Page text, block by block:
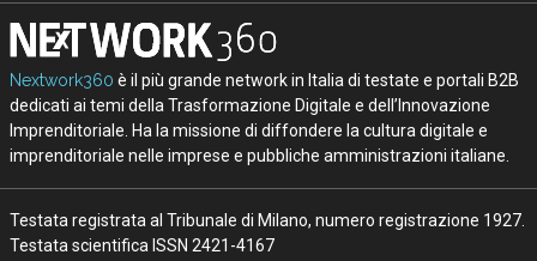
Nextwork360 è il più grande network in Italia di testate e portali B2B
dedicati ai temi della Trasformazione Digitale e dell’Innovazione
Imprenditoriale. Ha la missione di diffondere la cultura digitale e
imprenditoriale nelle imprese e pubbliche amministrazioni italiane.
Testata registrata al Tribunale di Milano, numero registrazione 1927.
Testata scientifica ISSN 2421-4167